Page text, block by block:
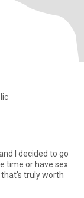
I decided to go
time or have sex
truly worth